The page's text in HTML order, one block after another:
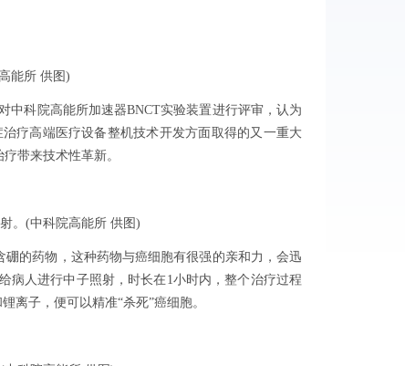
能所 供图)
科院高能所加速器BNCT实验装置进行评审，认为
疗高端医疗设备整机技术开发方面取得的又一重大
带来技术性革新。
。(中科院高能所 供图)
的药物，这种药物与癌细胞有很强的亲和力，会迅
病人进行中子照射，时长在1小时内，整个治疗过程
离子，便可以精准“杀死”癌细胞。